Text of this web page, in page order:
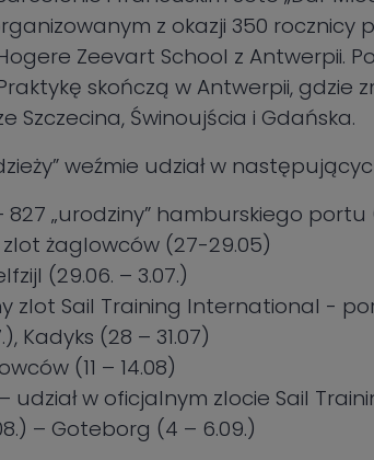
z okazji 350 rocznicy
Zeevart School z Antwerpii.
skończą w Antwerpii, gdzie
Szczecina, Świnoujścia i Gdańska.
weźmie udział w
„urodziny” hamburskiego portu
żaglowców (27-29.05)
(29.06. – 3.07.)
zlot Sail Training International -
Kadyks (28 – 31.07)
(11 – 14.08)
udział w oficjalnym zlocie Sail
– Goteborg (4 – 6.09.)